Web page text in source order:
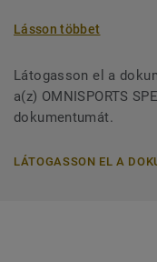
Lásson többet
Látogasson el a
a(z) OMNISPORTS
dokumentumát.
LÁTOGASSON EL A